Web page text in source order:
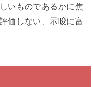
いものであるかに焦
価しない、示唆に富